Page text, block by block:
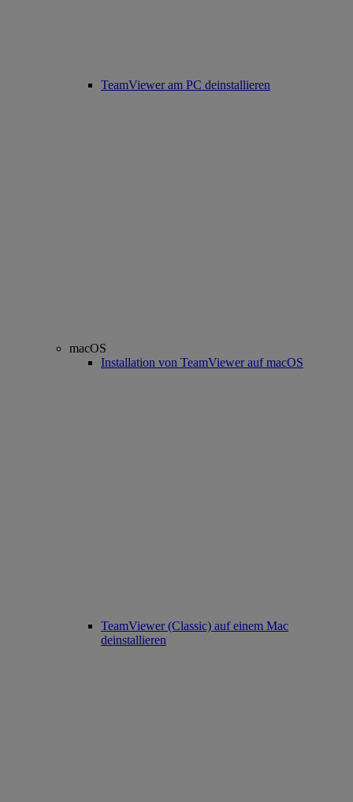
TeamViewer am PC deinstallieren
macOS
Installation von TeamViewer auf macOS
TeamViewer (Classic) auf einem Mac
deinstallieren